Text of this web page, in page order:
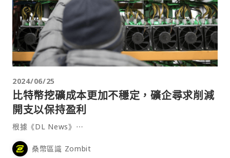
2024/06/25
比特幣挖礦成本更加不穩定，礦企尋求削減
開支以保持盈利
根據《DL News》⋯
桑幣區識 Zombit